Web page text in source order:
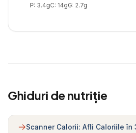
P: 3.4gC: 14gG: 2.7g
Ghiduri de nutriție
Scanner Calorii: Afli Caloriile în